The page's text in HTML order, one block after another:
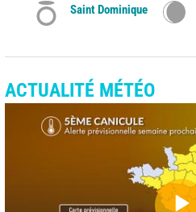
Saint Dominique
ACTUALITÉ MÉTÉO